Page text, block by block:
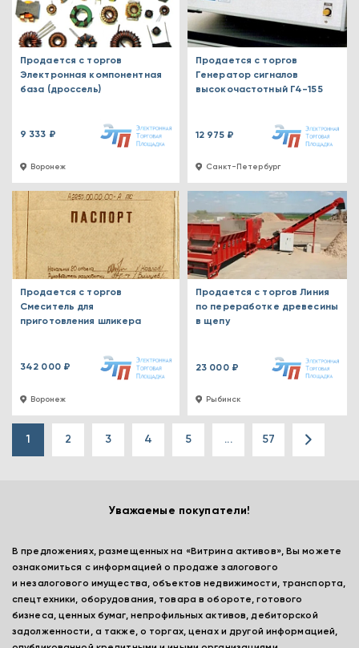
Воронеж
Продается с торгов
Электронная компонентная
база (дроссель)
9 333 ₽
Санкт-Петербург
Продается с торгов
Генератор сигналов
высокочастотный Г4-155
12 975 ₽
Воронеж
Продается с торгов
Смеситель для
приготовления шликера
342 000 ₽
Рыбинск
Продается с торгов Линия
по переработке древесины
в щепу
23 000 ₽
1 2 3 4 5 ... 57
Уважаемые покупатели!
В предложениях, размещенных на «Витрина активов», Вы можете
ознакомиться с информацией о продаже залогового
и незалогового имущества, объектов недвижимости, транспорта,
спецтехники, оборудования, товара в обороте, готового
бизнеса, ценных бумаг, непрофильных активов, дебиторской
задолженности, а также, о торгах, ценах и другой информацией,